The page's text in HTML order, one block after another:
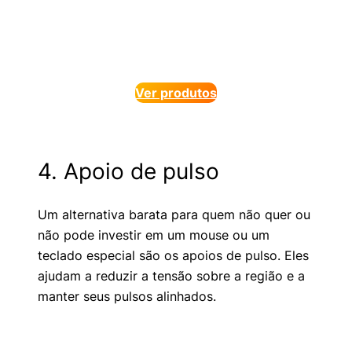
Ver produtos
4. Apoio de pulso
Um alternativa barata para quem não quer ou
não pode investir em um mouse ou um
teclado especial são os apoios de pulso. Eles
ajudam a reduzir a tensão sobre a região e a
manter seus pulsos alinhados.